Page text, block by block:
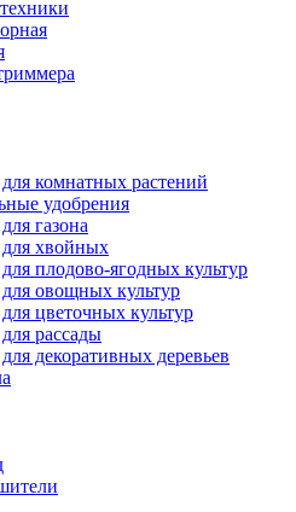
комнатных растений
удобрения
газона
хвойных
плодово-ягодных культур
овощных культур
цветочных культур
рассады
декоративных деревьев